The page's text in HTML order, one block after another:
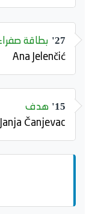
27' بطاقة
Ana Jelenčić
15' هدف
Janja Čanjevac